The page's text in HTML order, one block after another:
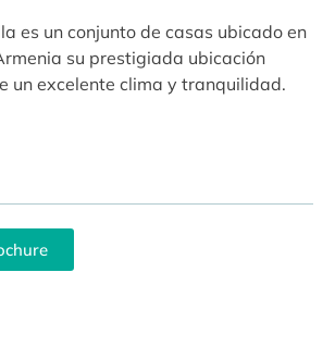
es un conjunto de casas ubicado en
su prestigiada ubicación
un excelente clima y tranquilidad.